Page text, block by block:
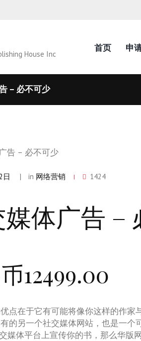
House Inc
首页 申
– 必不可少
日 in 网络营销 1424
体广告 –
12499.00
点在于它有可能将像你这样的作家
的另一个社交媒体网站，也是一
媒体平台上宣传你的书，那么华版